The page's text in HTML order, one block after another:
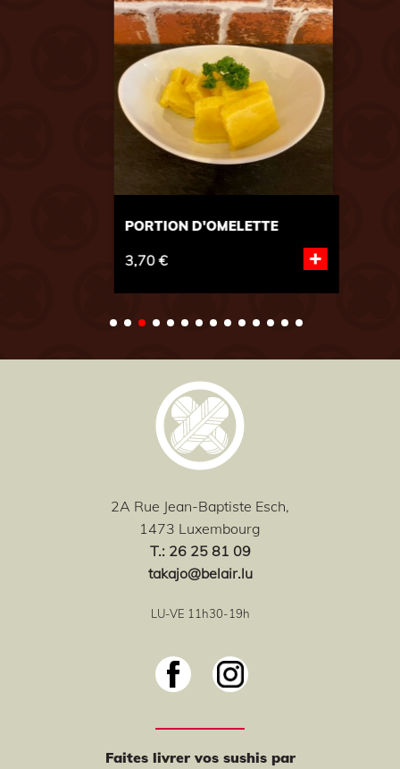
PORTION D'OMELETTE
2A Rue Jean-Baptiste Esch,
1473 Luxembourg
T.: 26 25 81 09
takajo@belair.lu
LU-VE 11h30-19h
Faites livrer vos sushis par